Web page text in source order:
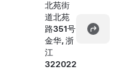
北苑街
道北苑
路351号
金华, 浙
江
322022